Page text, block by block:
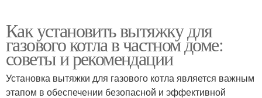
Как установить вытяжку для
газового котла в частном доме:
советы и рекомендации
Установка вытяжки для газового котла является важным
этапом в обеспечении безопасной и эффективной